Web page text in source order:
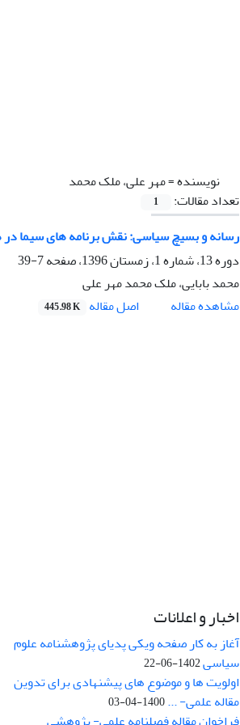
نویسنده =مهر علی، ملک محمد
تعداد مقالات:
1
رسانه و بسیچ سیاسی: نقش برنامه های سیما در همراه
دوره 13، شماره 1، زمستان 1396، صفحه
7-39
محمد بابایی، ملک محمد مهر علی
مشاهده مقاله
اصل مقاله 445.98 K
اخبار و اعلانات
آغاز به کار صفحه ویکی پدیای پژوهشنامه علوم
سیاسی1402-06-22
اولویت ها و موضوع های پیشنهادی برای تدوین
مقاله علمی- ...1400-04-03